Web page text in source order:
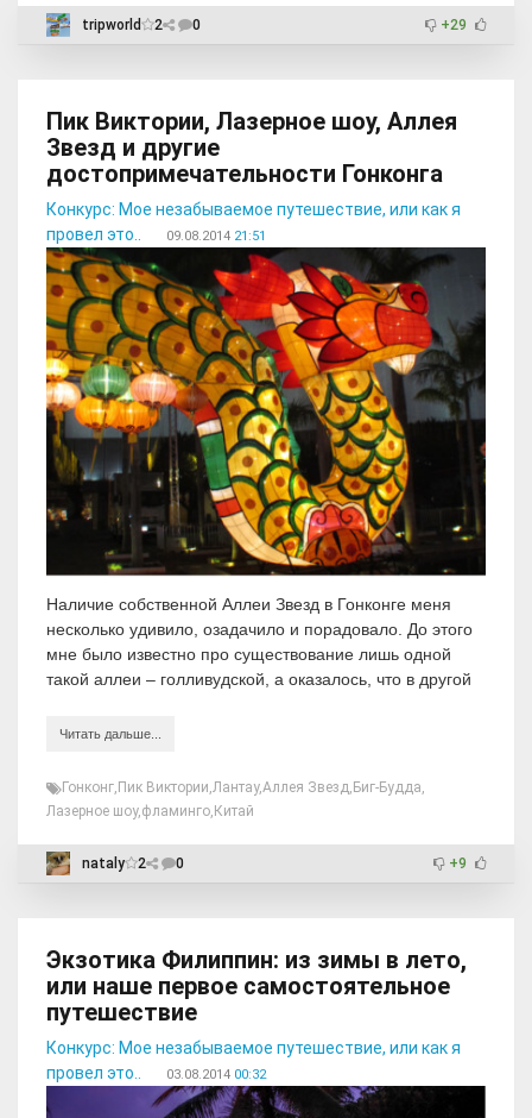
tripworld 2 0 +29
Пик Виктории, Лазерное шоу, Аллея
Звезд и другие
достопримечательности Гонконга
Конкурс: Мое незабываемое путешествие, или как я
провел это..
09.08.2014 21:51
Наличие собственной Аллеи Звезд в Гонконге меня
несколько удивило, озадачило и порадовало. До этого
мне было известно про существование лишь одной
такой аллеи – голливудской, а оказалось, что в другой
Читать дальше...
Гонконг Пик Виктории Лантау,Аллея Звезд Биг-Будда
Лазерное шоу, фламинго Китай
nataly 2 0 +9
Экзотика Филиппин: из зимы в лето,
или наше первое самостоятельное
путешествие
Конкурс: Мое незабываемое путешествие, или как я
провел это..
03.08.2014 00:32